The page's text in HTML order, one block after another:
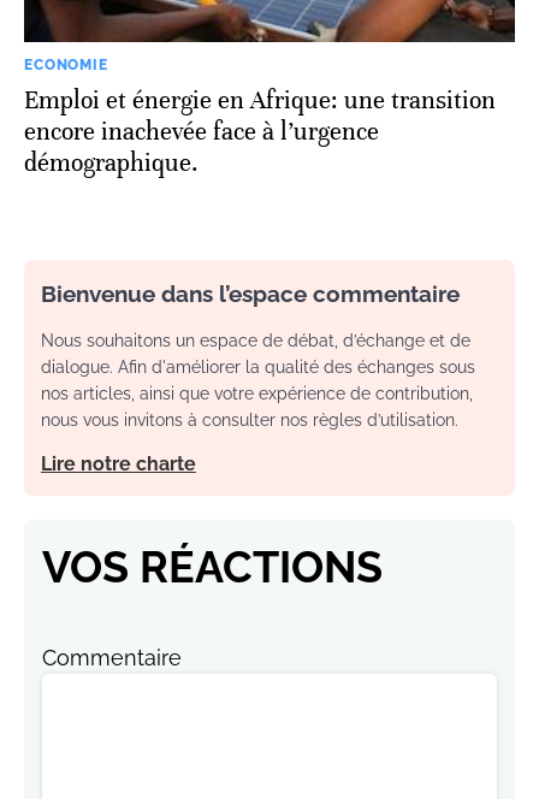
ECONOMIE
Emploi et énergie en Afrique: une transition
encore inachevée face à l’urgence
démographique.
Bienvenue dans l’espace commentaire
Nous souhaitons un espace de débat, d’échange et de
dialogue. Afin d'améliorer la qualité des échanges sous
nos articles, ainsi que votre expérience de contribution,
nous vous invitons à consulter nos règles d’utilisation.
Lire notre charte
VOS RÉACTIONS
Commentaire